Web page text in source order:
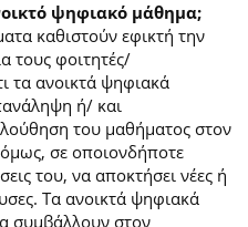
ψηφιακό μάθημα;
καθιστούν εφικτή την
τους φοιτητές/
τα ανοικτά ψηφιακά
ή/ και
του μαθήματος στον
σε οποιονδήποτε
του, να αποκτήσει νέες ή
Τα ανοικτά ψηφιακά
συμβάλλουν στον